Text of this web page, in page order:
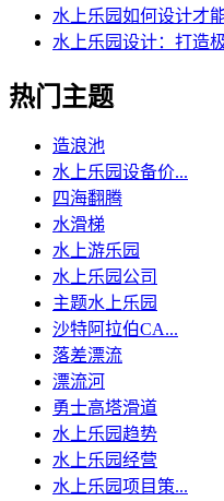
水上乐园如何设计才
水上乐园设计：打造
热门主题
造浪池
水上乐园设备价...
四海翻腾
水滑梯
水上游乐园
水上乐园公司
主题水上乐园
沙特阿拉伯CA...
落差漂流
漂流河
勇士高塔滑道
水上乐园趋势
水上乐园经营
水上乐园项目策...